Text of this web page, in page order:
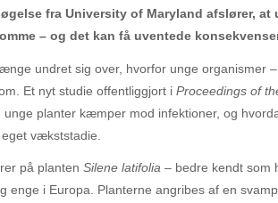
fra University of Maryland afslører,
– og det kan få uventede
undret sig over, hvorfor unge organismer
Et nyt studie offentliggjort i Proceedings of
unge planter kæmper mod infektioner, og
vækststadie.
på planten Silene latifolia – bedre kendt som
enge i Europa. Planterne angribes af en